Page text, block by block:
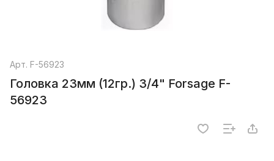
Арт. F-56923
Головка 23мм (12гр.) 3/4" Forsage F-
56923